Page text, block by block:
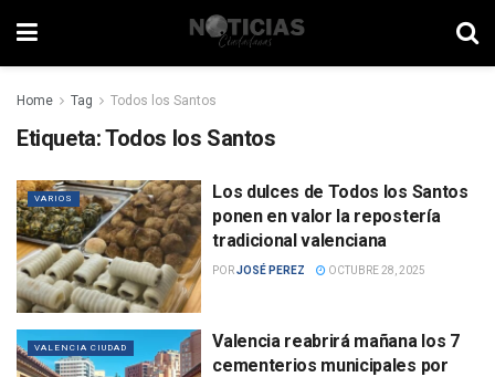
Home Tag Todos los Santos
Etiqueta:Todos los Santos
VARIOS
Los dulces de Todos los Santos
ponen en valor la repostería
tradicional valenciana
PORJOSÉ PEREZ OCTUBRE 28, 2025
VALENCIA CIUDAD
Valencia reabrirá mañana los 7
cementerios municipales por